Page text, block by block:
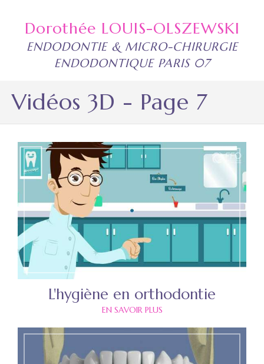
Dorothée LOUIS-OLSZEWSKI
ENDODONTIE & MICRO-CHIRURGIE
ENDODONTIQUE PARIS 07
Vidéos 3D - Page 7
L'hygiène en orthodontie
EN SAVOIR PLUS